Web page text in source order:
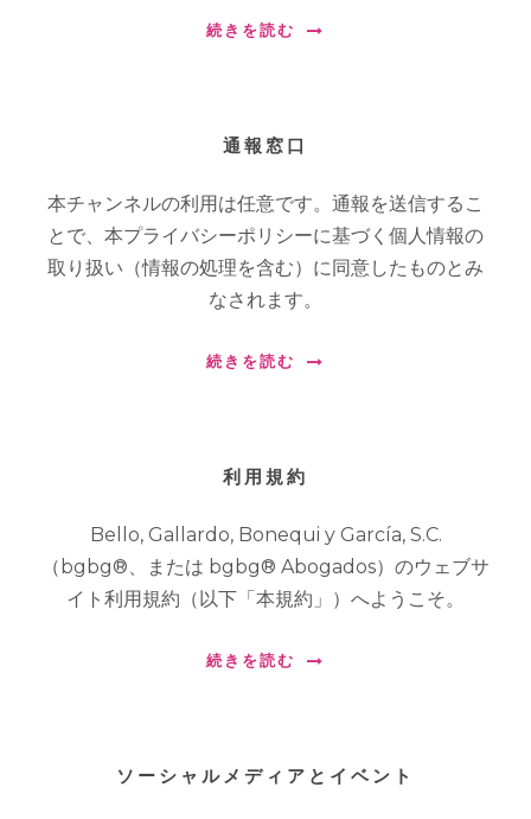
続きを読む
通報窓口
本チャンネルの利用は任意です。通報を送信するこ
とで、本プライバシーポリシーに基づく個人情報の
取り扱い（情報の処理を含む）に同意したものとみ
なされます。
続きを読む
利用規約
Bello, Gallardo, Bonequi y García, S.C.
（bgbg®、または bgbg® Abogados）のウェブサ
イト利用規約（以下「本規約」）へようこそ。
続きを読む
ソーシャルメディアとイベント